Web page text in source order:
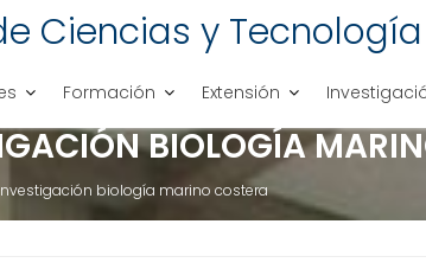
Ciencias y Tecnología
Formación Extensión
BIOLOGÍA
biología marino costera